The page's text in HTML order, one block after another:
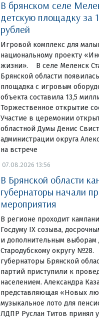
В брянском селе
детскую площадку за
рублей
Игровой комплекс для
национальному проекту
жизни». В селе Меленск
Брянской области
площадка с игровым
объекта составила 13,5
Торжественное открытие
Участие в церемонии
областной Думы Денис
администрации округа
на встрече
07.08.2026 13:56
В Брянской области
губернаторы начали
мероприятия
В регионе проходит
Госдуму IX созыва,
и дополнительным выборам
Стародубскому округу
губернаторы Брянской
партий приступили к
населением. Александра
представляющая «Новых
музыкальное лото для
ЛДПР Руслан Титов принял